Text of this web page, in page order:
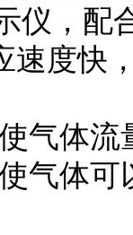
仪，配
速度快
气体
气体